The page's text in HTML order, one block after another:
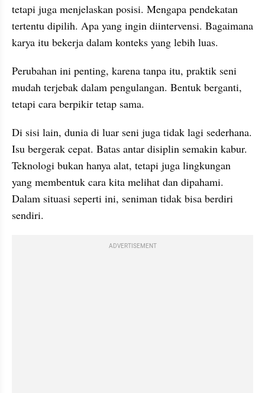
tetapi juga menjelaskan posisi. Mengapa pendekatan
tertentu dipilih. Apa yang ingin diintervensi. Bagaimana
karya itu bekerja dalam konteks yang lebih luas.
Perubahan ini penting, karena tanpa itu, praktik seni
mudah terjebak dalam pengulangan. Bentuk berganti,
tetapi cara berpikir tetap sama.
Di sisi lain, dunia di luar seni juga tidak lagi sederhana.
Isu bergerak cepat. Batas antar disiplin semakin kabur.
Teknologi bukan hanya alat, tetapi juga lingkungan
yang membentuk cara kita melihat dan dipahami.
Dalam situasi seperti ini, seniman tidak bisa berdiri
sendiri.
ADVERTISEMENT